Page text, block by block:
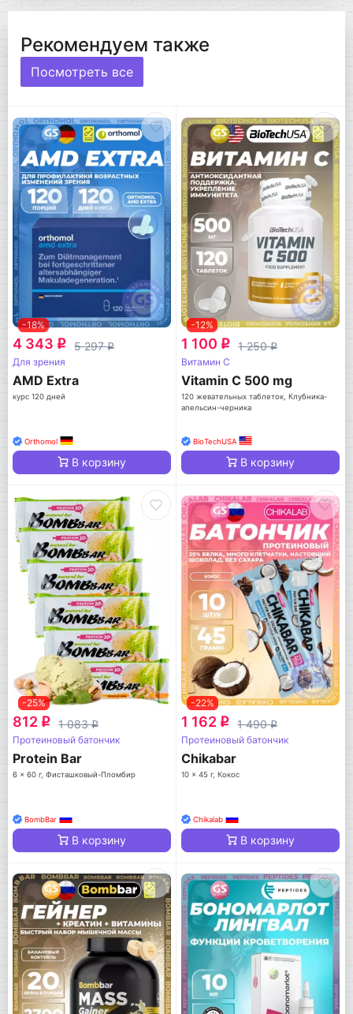
Рекомендуем также
Посмотреть все
-18%
4 343 q 5 297q
Для зрения
AМD Extra
курс 120 дней
Orthomol
В корзину
-12%
1 100 q 1 250q
Витамин C
Vitamin C 500 mg
120 жевательных таблеток, Клубника-
апельсин-черника
BioTechUSA
В корзину
-25%
812 q 1 083q
Протеиновый батончик
Protein Bar
6 x 60 г, Фисташковый-Пломбир
BombBar
В корзину
-22%
1 162 q 1 490q
Протеиновый батончик
Chikabar
10 x 45 г, Кокос
Chikalab
В корзину